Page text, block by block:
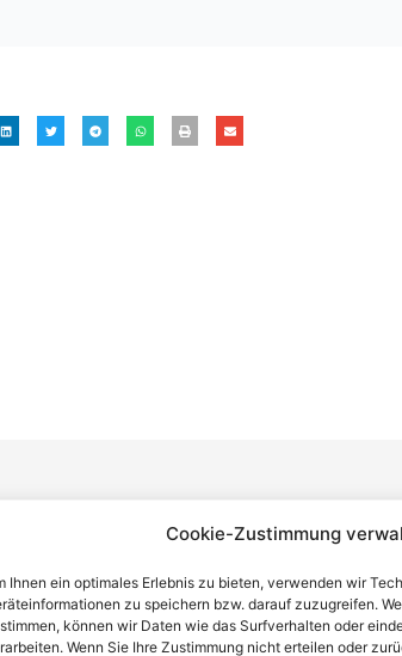
Cookie-Zustimmung
Ihnen ein optimales Erlebnis zu bieten, verwenden wir
zu speichern bzw. darauf zuzugreifen.
können wir Daten wie das Surfverhalten oder
Wenn Sie Ihre Zustimmung nicht erteilen oder
einen Anwalt finden, der
spezialisiert ist